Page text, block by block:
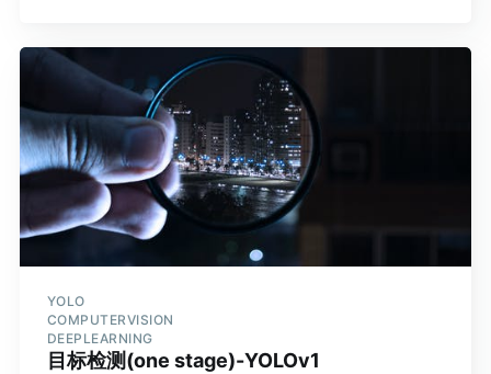
YOLO
COMPUTERVISION
DEEPLEARNING
目标检测(one stage)-YOLOv1